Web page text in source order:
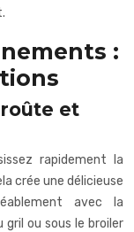
:
et
rapidement la
crée une délicieuse
avec la
gril ou sous le broiler